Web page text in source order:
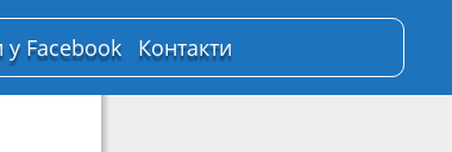
Facebook Контакти